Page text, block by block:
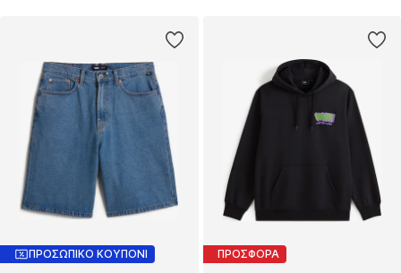
ΠΡΟΣΩΠΙΚΟ ΚΟΥΠΟΝΙ ΠΡΟΣΦΟΡΑ